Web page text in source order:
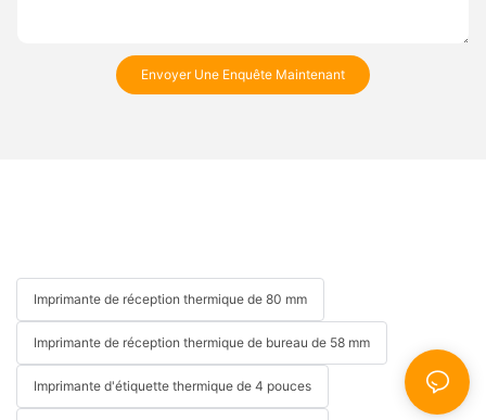
Envoyer Une Enquête Maintenant
Imprimante de réception thermique de 80 mm
Imprimante de réception thermique de bureau de 58 mm
Imprimante d'étiquette thermique de 4 pouces